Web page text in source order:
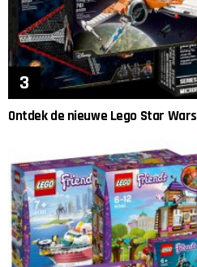
Ontdek de nieuwe Lego Star